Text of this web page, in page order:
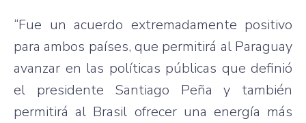
“Fue un acuerdo extremadamente positivo
para ambos países, que permitirá al Paraguay
avanzar en las políticas públicas que definió
el presidente Santiago Peña y también
permitirá al Brasil ofrecer una energía más